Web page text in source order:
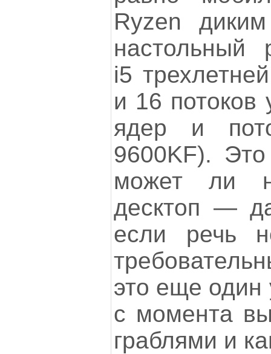
Ryzen
настольный
i5
и 16 потоков
ядер и
9600KF).
может ли
десктоп —
если речь
это еще один
с момента
граблями и